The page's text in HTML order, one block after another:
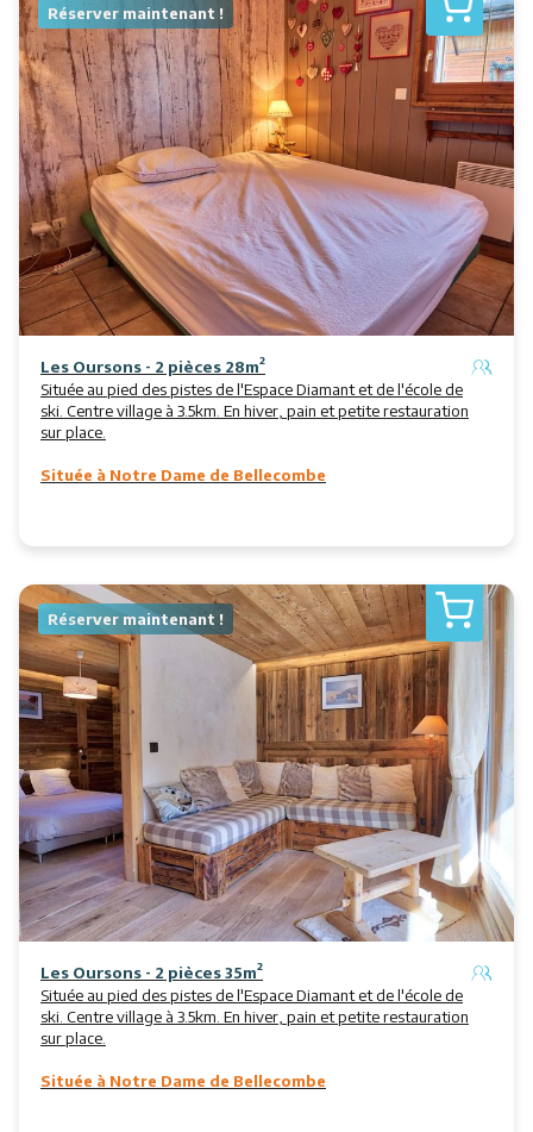
Réserver maintenant !
Les Oursons - 2 pièces 28m²
Située au pied des pistes de l'Espace Diamant et de l'école de
ski. Centre village à 3.5km. En hiver, pain et petite restauration
sur place.
Située à Notre Dame de Bellecombe
Réserver maintenant !
Les Oursons - 2 pièces 35m²
Située au pied des pistes de l'Espace Diamant et de l'école de
ski. Centre village à 3.5km. En hiver, pain et petite restauration
sur place.
Située à Notre Dame de Bellecombe